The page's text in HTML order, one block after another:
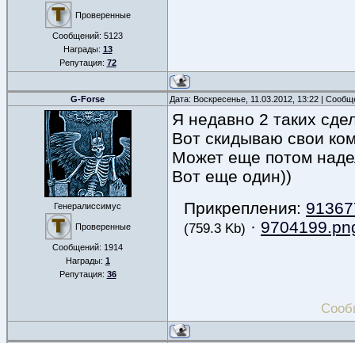
Проверенные
Сообщений: 5123
Награды: 13
Репутация: 72
G-Forse Дата: Воскресенье, 11.03.2012, 13:22 |
Генералиссимус
Проверенные
Сообщений: 1914
Награды: 1
Репутация: 36
Я недавно 2 таких
Вот скидываю свои
Может еще потом
Вот еще один))
Прикрепления:
(759.3 Kb) ·